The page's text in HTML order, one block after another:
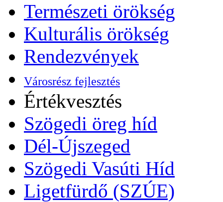
Természeti örökség
Kulturális örökség
Rendezvények
Városrész fejlesztés
Értékvesztés
Szögedi öreg híd
Dél-Újszeged
Szögedi Vasúti Híd
Ligetfürdő (SZÚE)